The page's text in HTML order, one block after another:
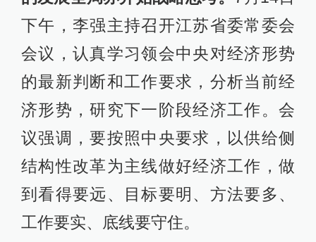
设抓发展，“急不得，也慢不得”；不
能“捡到篮里都是菜”，要更加注重发展
的质量和效益。
7月29日，江苏省委、省政府召开全省
科技创新大会。这是李强履新后，江
苏以省委省政府名义召开的第一个专
题性大会。会上，李强强调要深入实
施创新驱动发展战略，聚焦科技创新